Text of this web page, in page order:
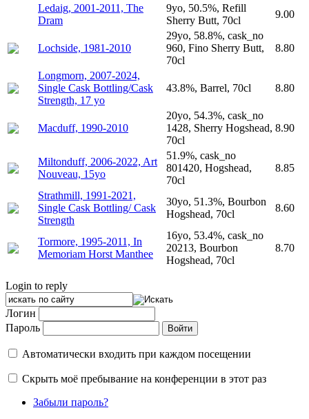
Ledaig, 2001-2011, The
Dram
9yo, 50.5%, Refill
Sherry Butt, 70cl
9.00
Lochside, 1981-2010
29yo, 58.8%, cask_no
960, Fino Sherry Butt,
70cl
8.80
Longmorn, 2007-2024,
Single Cask Bottling/Cask
Strength, 17 yo
43.8%, Barrel, 70cl 8.80
Macduff, 1990-2010
20yo, 54.3%, cask_no
1428, Sherry Hogshead,
70cl
8.90
Miltonduff, 2006-2022, Art
Nouveau, 15yo
51.9%, cask_no
801420, Hogshead,
70cl
8.85
Strathmill, 1991-2021,
Single Cask Bottling/ Cask
Strength
30yo, 51.3%, Bourbon
Hogshead, 70cl
8.60
Tormore, 1995-2011, In
Memoriam Horst Manthee
16yo, 53.4%, cask_no
20213, Bourbon
Hogshead, 70cl
8.70
Login to reply
Логин
Пароль
Автоматически входить при каждом посещении
Скрыть моё пребывание на конференции в этот раз
Забыли пароль?